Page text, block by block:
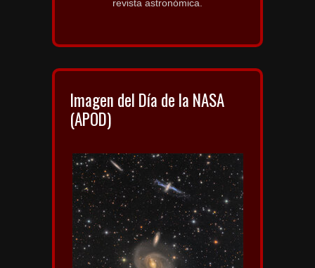
revista astronómica.
Imagen del Día de la NASA
(APOD)